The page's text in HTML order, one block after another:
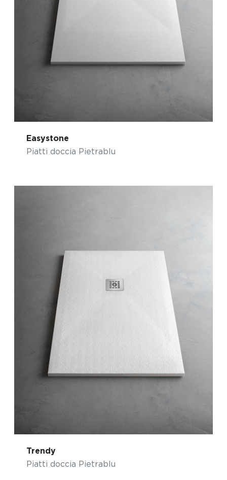
Easystone
Piatti doccia Pietrablu
Trendy
Piatti doccia Pietrablu